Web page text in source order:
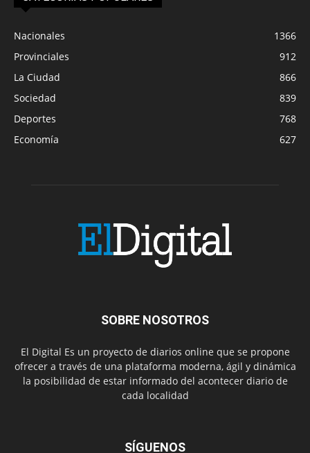
Nacionales
1366
Provinciales
912
La Ciudad
866
Sociedad
839
Deportes
768
Economía
627
SOBRE NOSOTROS
El Digital Es un proyecto de diarios online que se propone
ofrecer a través de una plataforma moderna, ágil y dinámica
la posibilidad de estar informado del acontecer diario de
cada localidad
SÍGUENOS